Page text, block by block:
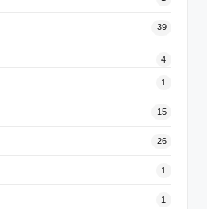
39
4
1
15
26
1
1